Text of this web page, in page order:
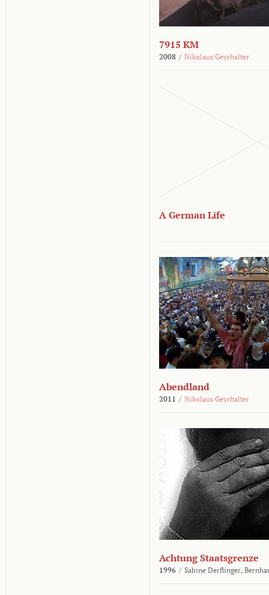
7915 KM
2008 / Nikolaus Geyrhalter
A German Life
Abendland
2011 / Nikolaus Geyrhalter
Achtung Staatsgrenze
1996 / Sabine Derflinger,